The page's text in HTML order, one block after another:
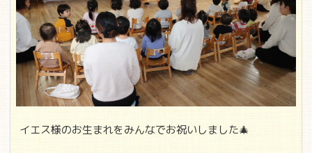
イエス様のお生まれをみんなでお祝いしました🎄